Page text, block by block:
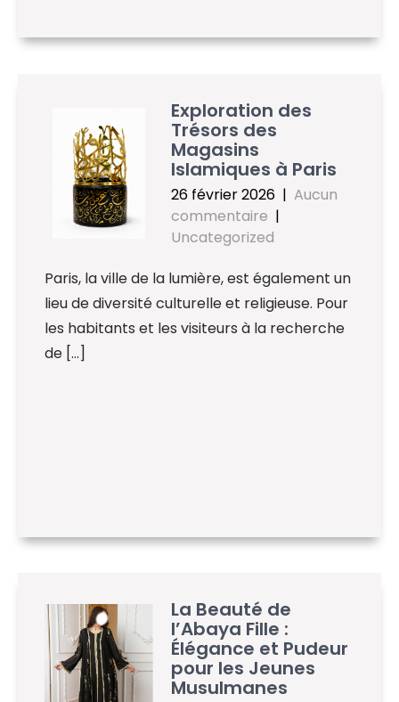
Exploration des
Trésors des
Magasins
Islamiques à Paris
26 février 2026 | Aucun
commentaire |
Uncategorized
Paris, la ville de la lumière, est également un
lieu de diversité culturelle et religieuse. Pour
les habitants et les visiteurs à la recherche
de […]
La Beauté de
l’Abaya Fille :
Élégance et Pudeur
pour les Jeunes
Musulmanes